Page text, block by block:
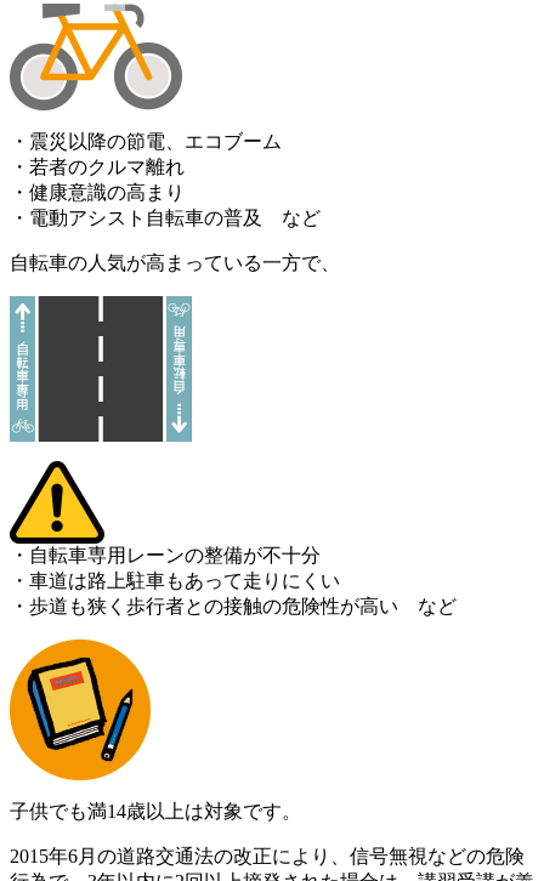
・震災以降の節電、エコブーム
・若者のクルマ離れ
・健康意識の高まり
・電動アシスト自転車の普及
など
自転車の人気が高まっている一方で、
・自転車専用レーンの整備が不十分
・車道は路上駐車もあって走りにくい
・歩道も狭く歩行者との接触の危険性が高い など
子供でも満14歳以上は対象です。
2015年6月の道路交通法の改正により、信号無視などの危険